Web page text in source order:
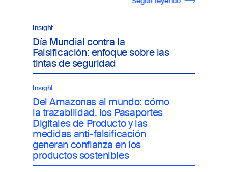
Insight
Día Mundial contra la
Falsificación: enfoque sobre las
tintas de seguridad
Insight
Del Amazonas al mundo: cómo
la trazabilidad, los Pasaportes
Digitales de Producto y las
medidas anti-falsificación
generan confianza en los
productos sostenibles